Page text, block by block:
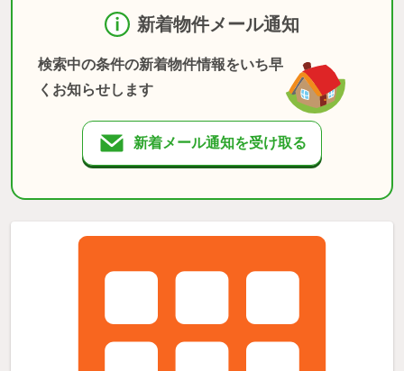
新着物件メール通知
検索中の条件の新着物件情報をいち早
くお知らせします
新着メール通知を受け取る